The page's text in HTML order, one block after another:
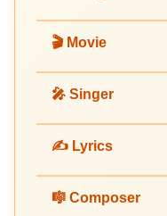
🎬 Movie
🎤 Singer
✍️ Lyrics
🎼 Composer